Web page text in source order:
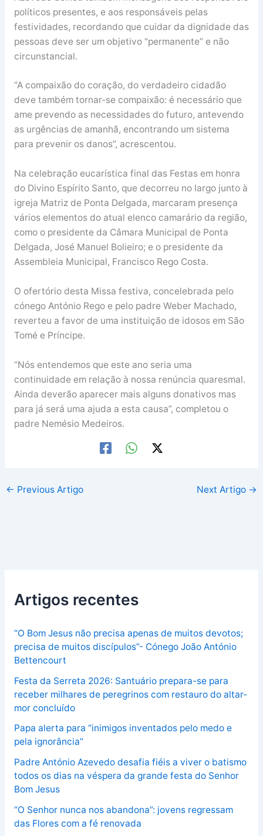
políticos presentes, e aos responsáveis pelas
festividades, recordando que cuidar da dignidade das
pessoas deve ser um objetivo “permanente” e não
circunstancial.
“A compaixão do coração, do verdadeiro cidadão
deve também tornar-se compaixão: é necessário que
ame prevendo as necessidades do futuro, antevendo
as urgências de amanhã, encontrando um sistema
para prevenir os danos”, acrescentou.
Na celebração eucarística final das Festas em honra
do Divino Espírito Santo, que decorreu no largo junto à
igreja Matriz de Ponta Delgada, marcaram presença
vários elementos do atual elenco camarário da região,
como o presidente da Câmara Municipal de Ponta
Delgada, José Manuel Bolieiro; e o presidente da
Assembleia Municipal, Francisco Rego Costa.
O ofertório desta Missa festiva, concelebrada pelo
cónego António Rego e pelo padre Weber Machado,
reverteu a favor de uma instituição de idosos em São
Tomé e Príncipe.
“Nós entendemos que este ano seria uma
continuidade em relação à nossa renúncia quaresmal.
Ainda deverão aparecer mais alguns donativos mas
para já será uma ajuda a esta causa”, completou o
padre Nemésio Medeiros.
← Previous Artigo Next Artigo →
Artigos recentes
“O Bom Jesus não precisa apenas de muitos devotos;
precisa de muitos discípulos”- Cónego João António
Bettencourt
Festa da Serreta 2026: Santuário prepara-se para
receber milhares de peregrinos com restauro do altar-
mor concluído
Papa alerta para “inimigos inventados pelo medo e
pela ignorância”
Padre António Azevedo desafia fiéis a viver o batismo
todos os dias na véspera da grande festa do Senhor
Bom Jesus
“O Senhor nunca nos abandona”: jovens regressam
das Flores com a fé renovada